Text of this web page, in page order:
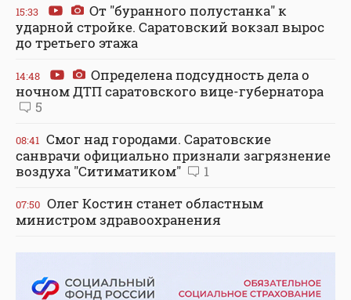
15:33
От "буранного полустанка" к
ударной стройке. Саратовский вокзал вырос
до третьего этажа
14:48
Определена подсудность дела о
ночном ДТП саратовского вице-губернатора
5
08:41 Смог над городами. Саратовские
санврачи официально признали загрязнение
воздуха "Ситиматиком"
1
07:50 Олег Костин станет областным
министром здравоохранения